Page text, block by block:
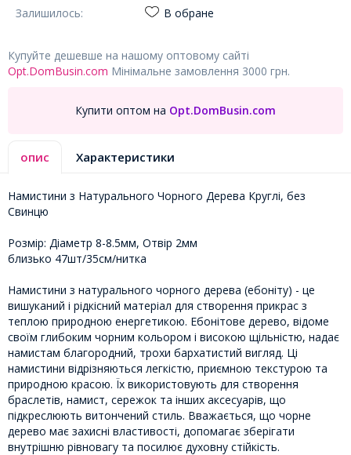
Залишилось:
В обране
Купуйте дешевше на нашому оптовому сайті
Opt.DomBusin.com Мінімальне замовлення 3000 грн.
Купити оптом на Opt.DomBusin.com
опис Характеристики
Намистини з Натурального Чорного Дерева Круглі, без
Свинцю
Розмір: Діаметр 8-8.5мм, Отвір 2мм
близько 47шт/35см/нитка
Намистини з натурального чорного дерева (ебоніту) - це
вишуканий і рідкісний матеріал для створення прикрас з
теплою природною енергетикою. Ебонітове дерево, відоме
своїм глибоким чорним кольором і високою щільністю, надає
намистам благородний, трохи бархатистий вигляд. Ці
намистини відрізняються легкістю, приємною текстурою та
природною красою. Їх використовують для створення
браслетів, намист, сережок та інших аксесуарів, що
підкреслюють витончений стиль. Вважається, що чорне
дерево має захисні властивості, допомагає зберігати
внутрішню рівновагу та посилює духовну стійкість.